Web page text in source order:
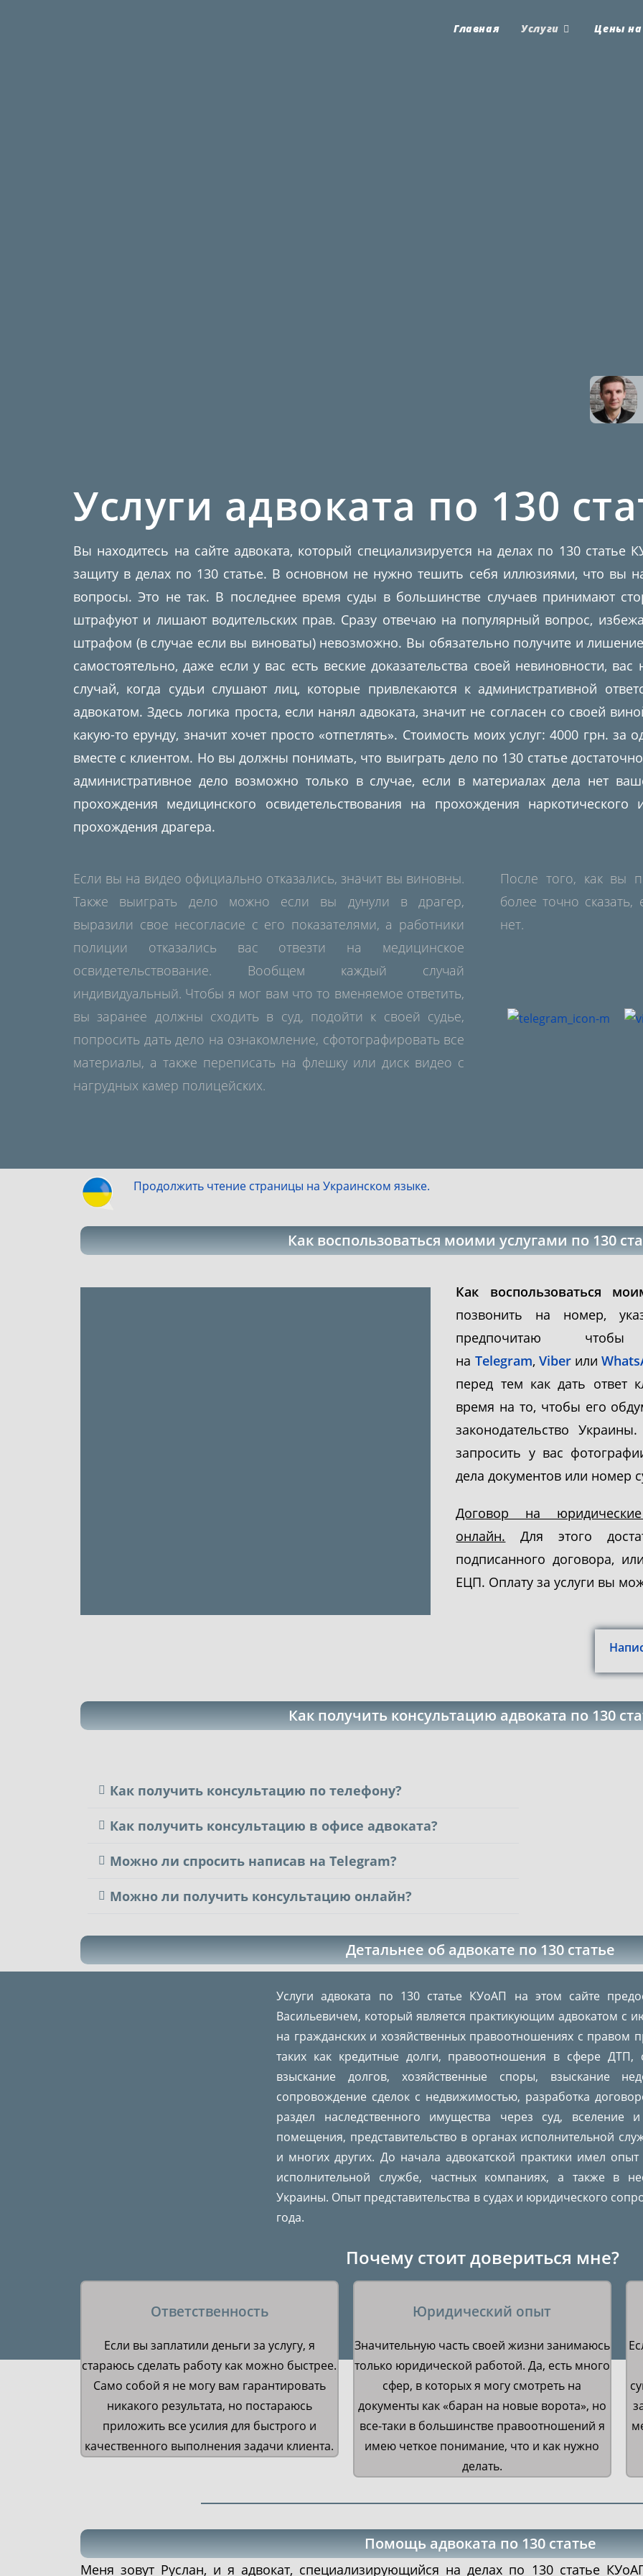
Главная Услуги Цены на
Услуги адвоката по 130
Вы находитесь на сайте адвоката, который специализируется на делах по 130
защиту в делах по 130 статье. В основном не нужно тешить себя иллюзиями, что вы
вопросы. Это не так. В последнее время суды в большинстве случаев принимают
штрафуют и лишают водительских прав. Сразу отвечаю на популярный вопрос,
штрафом (в случае если вы виноваты) невозможно. Вы обязательно получите и
самостоятельно, даже если у вас есть веские доказательства своей невиновности,
случай, когда судьи слушают лиц, которые привлекаются к административной
адвокатом. Здесь логика проста, если нанял адвоката, значит не согласен со своей
какую-то ерунду, значит хочет просто «отпетлять». Стоимость моих услуг: 4000 грн. за
вместе с клиентом. Но вы должны понимать, что выиграть дело по 130 статье
административное дело возможно только в случае, если в материалах дела нет
прохождения медицинского освидетельствования на прохождения
прохождения драгера.
Если вы на видео официально отказались, значит вы виновны.
Также выиграть дело можно если вы дунули в драгер,
выразили свое несогласие с его показателями, а работники
полиции отказались вас отвезти на медицинское
освидетельствование. Вообщем каждый случай
индивидуальный. Чтобы я мог вам что то вменяемое ответить,
вы заранее должны сходить в суд, подойти к своей судье,
попросить дать дело на ознакомление, сфотографировать все
материалы, а также переписать на флешку или диск видео с
нагрудных камер полицейских.
После того, как вы
более точно
нет.
Продолжить чтение страницы на Украинском языке.
Как воспользоваться моими услугами по 130
Как воспользоваться
позвонить на номер,
предпочитаю
на Telegram, Viberили
перед тем как дать ответ
время на то, чтобы его
законодательство
запросить у вас
дела документов или номер
Договор на
онлайн. Для этого
подписанного договора,
ЕЦП. Оплату за услуги вы
Как получить консультацию адвоката по 130
Как получить консультацию по телефону?
Как получить консультацию в офисе адвоката?
Можно ли спросить написав на Telegram?
Можно ли получить консультацию онлайн?
Детальнее об адвокате по 130 статье
Услуги адвоката по 130 статье КУоАП на этом сайте
Васильевичем, который является практикующим адвокатом с
на гражданских и хозяйственных правоотношениях с правом
таких как кредитные долги, правоотношения в сфере
взыскание долгов, хозяйственные споры, взыскание
сопровождение сделок с недвижимостью, разработка
раздел наследственного имущества через суд,
помещения, представительство в органах исполнительной
и многих других. До начала адвокатской практики имел
исполнительной службе, частных компаниях, а также в
Украины. Опыт представительства в судах и юридического
года.
Почему стоит довериться мне?
Ответственность
Если вы заплатили деньги за услугу, я
стараюсь сделать работу как можно быстрее.
Само собой я не могу вам гарантировать
никакого результата, но постараюсь
приложить все усилия для быстрого и
качественного выполнения задачи клиента.
Юридический опыт
Значительную часть своей жизни занимаюсь
только юридической работой. Да, есть много
сфер, в которых я могу смотреть на
документы как «баран на новые ворота», но
все-таки в большинстве правоотношений я
имею четкое понимание, что и как нужно
делать.
Помощь адвоката по 130 статье
Меня зовут Руслан, и я адвокат, специализирующийся на делах по 130 статье